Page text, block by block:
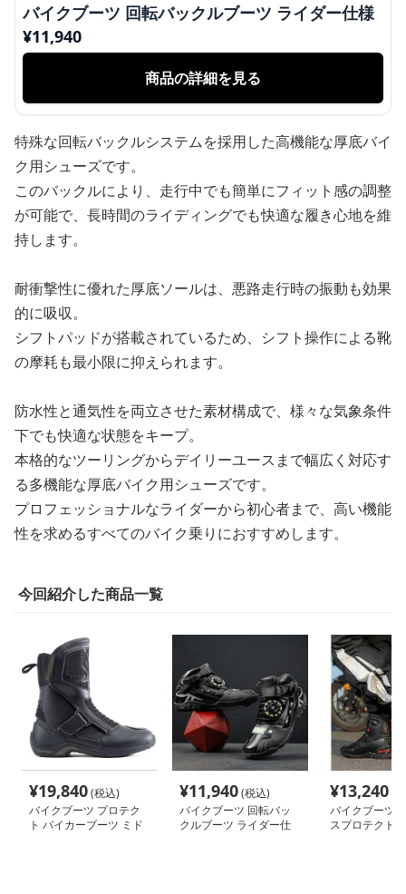
バイクブーツ 回転バックルブーツ ライダー仕様
¥11,940
商品の詳細を見る
特殊な回転バックルシステムを採用した高機能な厚底バイ
ク用シューズです。
このバックルにより、走行中でも簡単にフィット感の調整
が可能で、長時間のライディングでも快適な履き心地を維
持します。
耐衝撃性に優れた厚底ソールは、悪路走行時の振動も効果
的に吸収。
シフトパッドが搭載されているため、シフト操作による靴
の摩耗も最小限に抑えられます。
防水性と通気性を両立させた素材構成で、様々な気象条件
下でも快適な状態をキープ。
本格的なツーリングからデイリーユースまで幅広く対応す
る多機能な厚底バイク用シューズです。
プロフェッショナルなライダーから初心者まで、高い機能
性を求めるすべてのバイク乗りにおすすめします。
今回紹介した商品一覧
¥19,840(税込)
バイクブーツ プロテク
ト バイカーブーツ ミド
¥11,940(税込)
バイクブーツ 回転バッ
クルブーツ ライダー仕
¥13,240
バイクブーツ
スプロテクト